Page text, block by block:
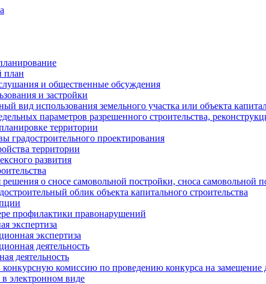
план
и общественные обсуждения
и застройки
вид использования земельного участка или объекта
параметров разрешенного строительства,
территории
градостроительного проектирования
территории
развития
о сносе самовольной постройки, сноса самовольной
облик объекта капитального строительства
профилактики правонарушений
экспертиза
экспертиза
деятельность
деятельность
комиссию по проведению конкурса на замещение
электронном виде